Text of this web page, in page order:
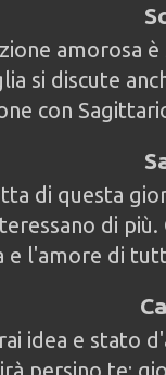
amorosa
si discute
con
di questa
di
e l'amore di
idea e stato
persino te;